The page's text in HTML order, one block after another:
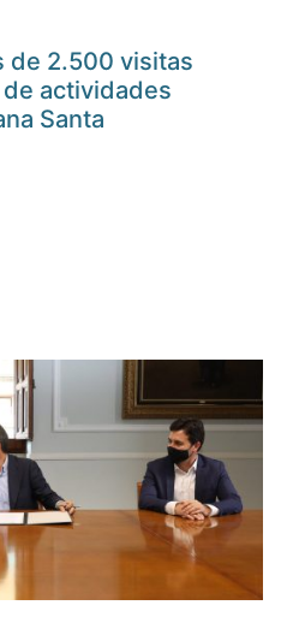
de 2.500 visitas
actividades
Santa